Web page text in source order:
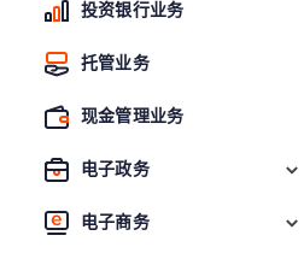
投资银行业务
托管业务
现金管理业务
电子政务
电子商务